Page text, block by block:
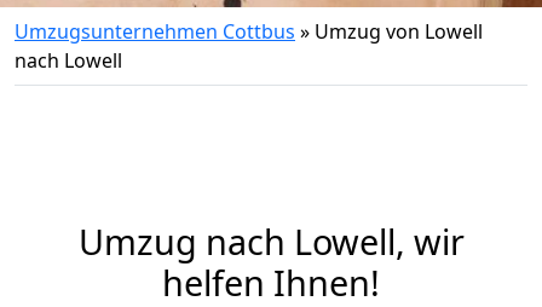
Umzugsunternehmen Cottbus » Umzug von Lowell
nach Lowell
Umzug nach Lowell, wir
helfen Ihnen!